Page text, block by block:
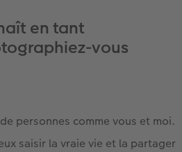
en tant
vous
personnes comme vous et moi.
saisir la vraie vie et la partager